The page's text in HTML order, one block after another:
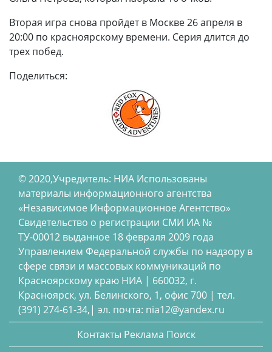
Вторая игра снова пройдет в Москве 26 апреля в
20:00 по красноярскому времени. Серия длится до
трех побед.
Поделиться:
© 2020,Учредитель: НИА Использованы
материалы информационного агентства
«Независимое Информационное Агентство»
Свидетельство о регистрации СМИ ИА №
ТУ-00012 выданное 18 февраля 2009 года
Управлением Федеральной службы по надзору в
сфере связи и массовых коммуникаций по
Красноярскому краю НИА | 660032, г.
Красноярск, ул. Белинского, 1, офис 700 | тел.
(391) 274-61-34,| эл. почта: nia12@yandex.ru
Контакты Реклама Поиск